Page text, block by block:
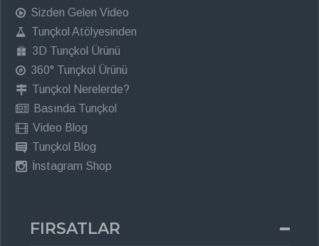
Sizden Gelen Video
Tunçkol Atölyesinden
3D Tunçkol Ürünü
360° Tunçkol Ürünü
Tunçkol Nerelerde?
Basında Tunçkol
Video Blog
Tunçkol Blog
İnstagram Shop
FIRSATLAR